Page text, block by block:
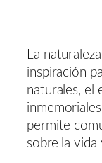
La
inspiración
naturales, el
permite
sobre la vida